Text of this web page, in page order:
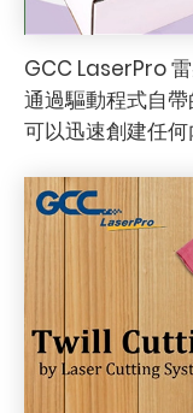
GCC LaserPro
通過驅動程式自
可以迅速創建任何